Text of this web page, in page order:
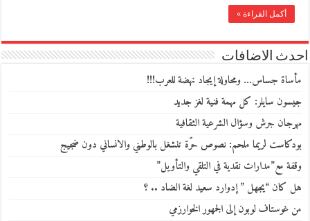
أكمل القراءة »
احدث الاضافات
مأساة جساس… ومحاولة إيجاد نهضة للعرب!!!
جيسون سايلر: كل مهمة فنية لغز جديد
مهرجان جرش وسؤال الشرعية الثقافية
بودكاست لريما ملحم: نصوص حرّة تنشغل بالوطني والانساني دون ضجيج
وقفة مع”مدارات نقدية في التلقي والتأويل”
هل كان “يجهل ” إدوارد سعيد لغة الضاد .. ؟
من غوستاف لوبون إلى الجمهور الخوارزمي